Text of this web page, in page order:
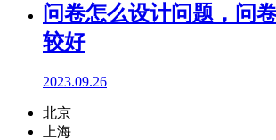
问卷怎么设计问题，问
较好
2023.09.26
北京
上海